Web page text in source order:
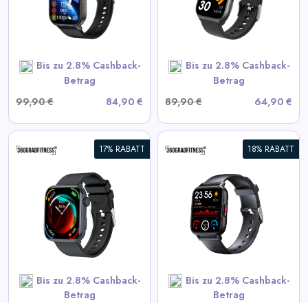
Bis zu 2.8% Cashback-
Betrag
99,90 €
84,90 €
Bis zu 2.8% Cashback-
Betrag
89,90 €
64,90 €
View All 360GradFitness
Deals
SHOP NOW
17% RABATT
Bis zu 2.8% Cashback-
Betrag
18% RABATT
Bis zu 2.8% Cashback-
Betrag
360° FITSmartWatch PRO3
View All 360GradFitness
Deals
SHOP NOW